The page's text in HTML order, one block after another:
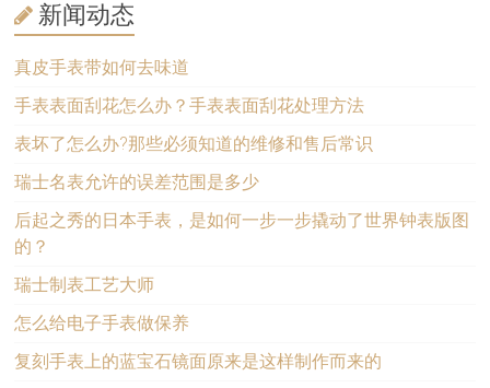
新闻动态
真皮手表带如何去味道
手表表面刮花怎么办？手表表面刮花处理方法
表坏了怎么办?那些必须知道的维修和售后常识
瑞士名表允许的误差范围是多少
后起之秀的日本手表，是如何一步一步撬动了世界钟表版图
的？
瑞士制表工艺大师
怎么给电子手表做保养
复刻手表上的蓝宝石镜面原来是这样制作而来的